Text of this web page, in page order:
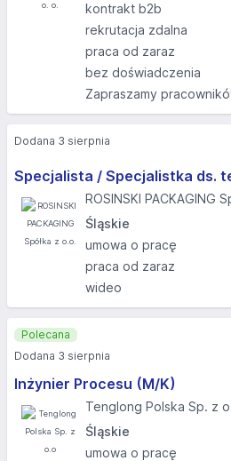
kontrakt b2b
rekrutacja zdalna
praca od zaraz
bez doświadczenia
Zapraszamy
Specjalista / Specjalistka ds.
ROSINSKI PACKAGING
Śląskie
umowa o pracę
praca od zaraz
wideo
Dodana 3 sierpnia
Inżynier Procesu (M/K)
Tenglong Polska Sp. z
Śląskie
umowa o pracę
Polecana
Dodana 3 sierpnia